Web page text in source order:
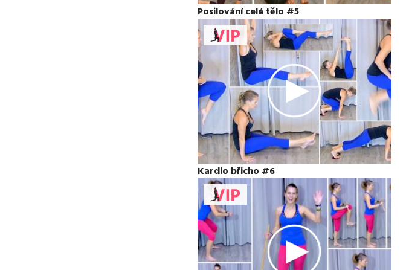
Posilování celé tělo #5
Kardio břicho #6